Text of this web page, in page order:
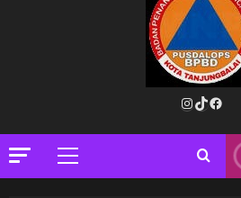
TikTok
Primary